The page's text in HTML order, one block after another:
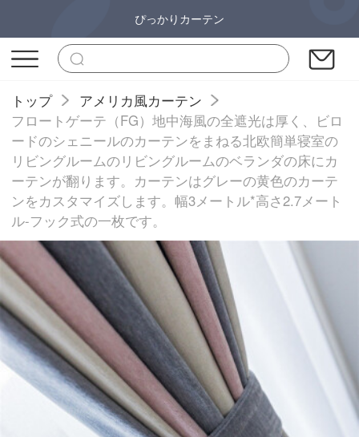
ぴっかりカーテン
トップ
アメリカ風カーテン
フロートゲーテ（FG）地中海風の全遮光は厚く、ビロ
ードのシェニールのカーテンをまねる北欧簡単寝室の
リビングルームのリビングルームのベランダの床にカ
ーテンが翻ります。カーテンはグレーの黄色のカーテ
ンをカスタマイズします。幅3メートル*高さ2.7メート
ル-フック式の一枚です。